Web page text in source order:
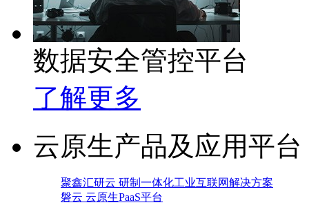
数据安全管控平台
了解更多
云原生产品及应用平台
聚鑫汇研云 研制一体化工业互联网解决方案
磐云 云原生PaaS平台